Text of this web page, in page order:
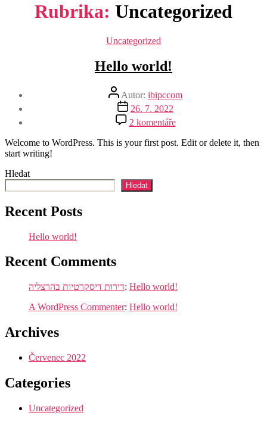
Rubrika: Uncategorized
Rubriky
Uncategorized
Hello world!
Autor
příspěvku
Autor: ibipccom
Datum
příspěvku
26. 7. 2022
2 komentářeu
textu
s
Welcome to WordPress. This is your first post. Edit or delete it, then
start writing!
Hledat
Hledat
Recent Posts
Hello world!
Recent Comments
דירות דיסקרטיות בהרצליה: Hello world!
A WordPress Commenter: Hello world!
Archives
Červenec 2022
Categories
Uncategorized